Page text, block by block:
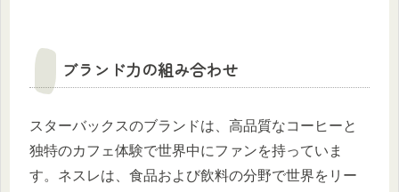
ブランド力の組み合わせ
スターバックスのブランドは、高品質なコーヒーと
独特のカフェ体験で世界中にファンを持っていま
す。ネスレは、食品および飲料の分野で世界をリー